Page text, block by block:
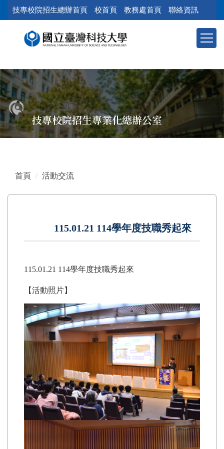
到
容
區
塊
技專校院招生總辦首頁 校首頁 教務處首頁 聯絡資訊
技專校院招生專業化總辦公室
首頁 活動交流
115.01.21 114學年度技職秀起來
115.01.21 114學年度技職秀起來
【活動照片】